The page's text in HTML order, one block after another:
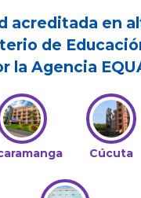
acreditada en
de
la Agencia
Cúcuta